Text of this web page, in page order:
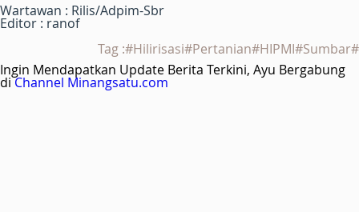
Wartawan : Rilis/Adpim-Sbr
Editor : ranof
Tag :#Hilirisasi#Pertanian#HIPMI#Sumbar#
Ingin Mendapatkan Update Berita Terkini, Ayu Bergabung
diChannel Minangsatu.com